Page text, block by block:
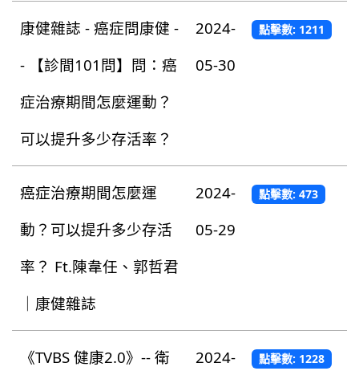
康健雜誌 - 癌症問康健 -
- 【診間101問】問：癌
症治療期間怎麼運動？
可以提升多少存活率？
2024-
05-30
點擊數: 1211
癌症治療期間怎麼運
動？可以提升多少存活
率？ Ft.陳韋任、郭哲君
｜康健雜誌
2024-
05-29
點擊數: 473
《TVBS 健康2.0》-- 衛
2024-
點擊數: 1228